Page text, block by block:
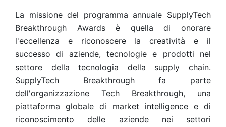
La missione del programma annuale SupplyTech
Breakthrough Awards è quella di onorare
l'eccellenza e riconoscere la creatività e il
successo di aziende, tecnologie e prodotti nel
settore della tecnologia della supply chain.
SupplyTech Breakthrough fa parte
dell'organizzazione Tech Breakthrough, una
piattaforma globale di market intelligence e di
riconoscimento delle aziende nei settori